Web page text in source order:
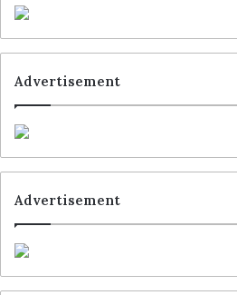
Advertisement
Advertisement